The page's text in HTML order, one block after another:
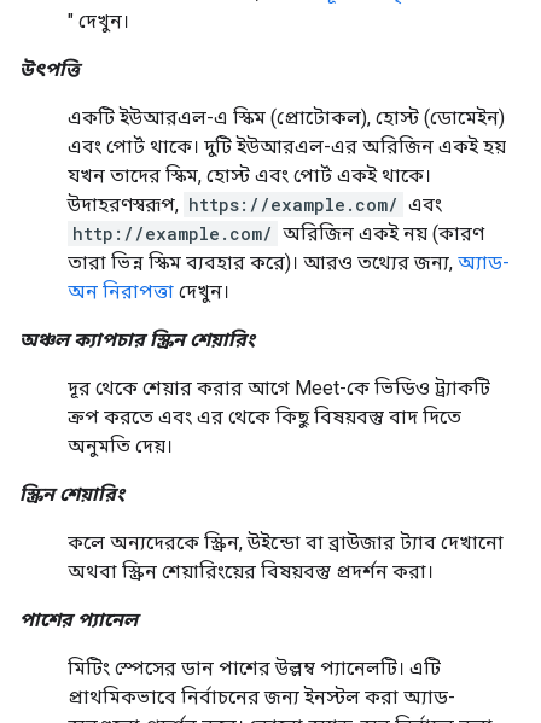
" দেখুন।
উৎপত্তি
একটি ইউআরএল-এ স্কিম (প্রোটোকল), হোস্ট (ডোমেইন)
এবং পোর্ট থাকে। দুটি ইউআরএল-এর অরিজিন একই হয়
যখন তাদের স্কিম, হোস্ট এবং পোর্ট একই থাকে।
উদাহরণস্বরূপ, https://example.com/ এবং
http://example.com/ অরিজিন একই নয় (কারণ
তারা ভিন্ন স্কিম ব্যবহার করে)। আরও তথ্যের জন্য, অ্যাড-
অন নিরাপত্তা দেখুন।
অঞ্চল ক্যাপচার স্ক্রিন শেয়ারিং
দূর থেকে শেয়ার করার আগে Meet-কে ভিডিও ট্র্যাকটি
ক্রপ করতে এবং এর থেকে কিছু বিষয়বস্তু বাদ দিতে
অনুমতি দেয়।
স্ক্রিন শেয়ারিং
কলে অন্যদেরকে স্ক্রিন, উইন্ডো বা ব্রাউজার ট্যাব দেখানো
অথবা স্ক্রিন শেয়ারিংয়ের বিষয়বস্তু প্রদর্শন করা।
পাশের প্যানেল
মিটিং স্পেসের ডান পাশের উল্লম্ব প্যানেলটি। এটি
প্রাথমিকভাবে নির্বাচনের জন্য ইনস্টল করা অ্যাড-